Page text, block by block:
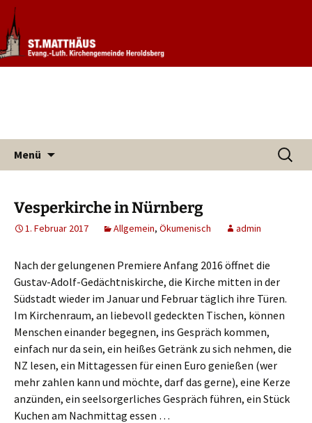
Evang. Kirchengemeinde St.
Matthäus Heroldsberg
Informationen rund um unsere
Kirchengemeinde
Menü
Suchen
nach:
Vesperkirche in Nürnberg
1. Februar 2017 Allgemein, Ökumenisch admin
Nach der gelungenen Premiere Anfang 2016 öffnet die
Gustav-Adolf-Gedächtniskirche, die Kirche mitten in der
Südstadt wieder im Januar und Februar täglich ihre Türen.
Im Kirchenraum, an liebevoll gedeckten Tischen, können
Menschen einander begegnen, ins Gespräch kommen,
einfach nur da sein, ein heißes Getränk zu sich nehmen, die
NZ lesen, ein Mittagessen für einen Euro genießen (wer
mehr zahlen kann und möchte, darf das gerne), eine Kerze
anzünden, ein seelsorgerliches Gespräch führen, ein Stück
Kuchen am Nachmittag essen …